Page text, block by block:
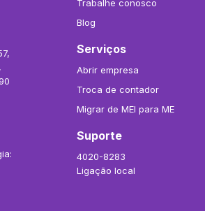
Trabalhe conosco
Blog
Serviços
Abrir empresa
Troca de contador
Migrar de MEI para ME
Suporte
4020-8283
Ligação local